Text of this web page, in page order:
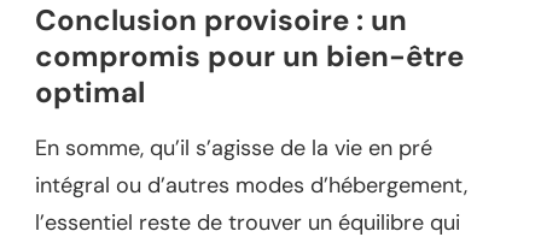
Conclusion provisoire : un
compromis pour un bien-être
optimal
En somme, qu’il s’agisse de la vie en pré
intégral ou d’autres modes d’hébergement,
l’essentiel reste de trouver un équilibre qui